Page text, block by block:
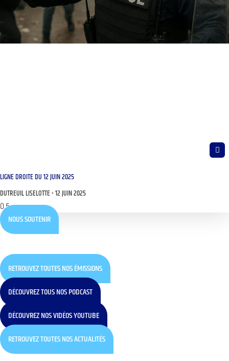
LIGNE DROITE DU 12 JUIN 2025
DUTREUIL LISELOTTE 12 JUIN 2025
NOUS SOUTENIR
RETROUVEZ TOUTES NOS ÉMISSIONS
DÉCOUVREZ TOUS NOS PODCAST
DÉCOUVREZ NOS VIDÉOS YOUTUBE
RETROUVEZ TOUTES NOS ACTUALITÉS